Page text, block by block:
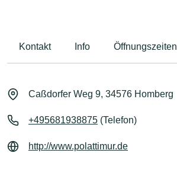
Kontakt Info Öffnungszeiten
Caßdorfer Weg 9, 34576 Homberg
+495681938875 (Telefon)
http://www.polattimur.de